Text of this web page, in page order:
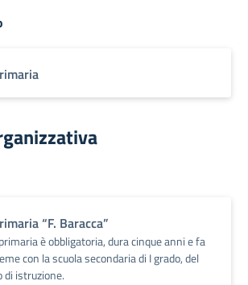
“F. Baracca”
è obbligatoria, dura cinque anni e fa
con la scuola secondaria di I grado, del
di istruzione.